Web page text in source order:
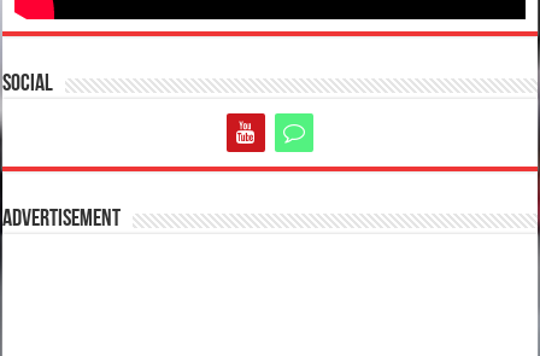
Social
Advertisement